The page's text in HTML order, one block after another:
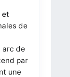
et
de
arc de
par
une